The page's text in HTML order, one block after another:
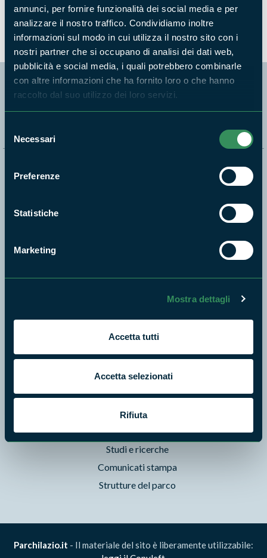
annunci, per fornire funzionalità dei social media e per
analizzare il nostro traffico. Condividiamo inoltre
informazioni sul modo in cui utilizza il nostro sito con i
nostri partner che si occupano di analisi dei dati web,
pubblicità e social media, i quali potrebbero combinarle
con altre informazioni che ha fornito loro o che hanno
raccolto dal suo utilizzo dei loro servizi.
delNecessari
Preferenze
Statistiche
Marketing
Mostra dettagli
Accetta tutti
Accetta selezionati
Rifiuta
Segui i nostri social ufficiali
Foto e Video
Pubblicazioni
Prodotti Natura in Campo
Aziende Natura in Campo
Programmi e progetti
Cartografie
Avvisi e bandi
Studi e ricerche
Comunicati stampa
Strutture del parco
Parchilazio.it - Il materiale del sito è liberamente utilizzabile: